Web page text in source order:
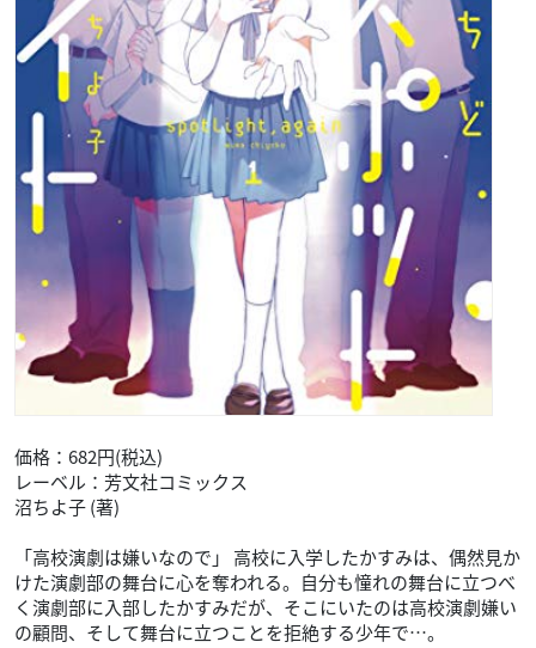
価格：682円(税込)
レーベル：芳文社コミックス
沼ちよ子 (著)
「高校演劇は嫌いなので」 高校に入学したかすみは、偶然見か
けた演劇部の舞台に心を奪われる。自分も憧れの舞台に立つべ
く演劇部に入部したかすみだが、そこにいたのは高校演劇嫌い
の顧問、そして舞台に立つことを拒絶する少年で…。